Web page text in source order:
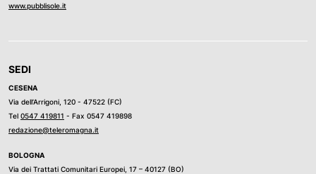
www.pubblisole.it
SEDI
CESENA
Via dell’Arrigoni, 120 - 47522 (FC)
Tel 0547 419811 - Fax 0547 419898
redazione@teleromagna.it
BOLOGNA
Via dei Trattati Comunitari Europei, 17 – 40127 (BO)